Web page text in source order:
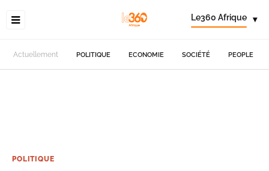
Le360 Afrique ▾
Actuellement POLITIQUE ECONOMIE SOCIÉTÉ PEOPLE
POLITIQUE